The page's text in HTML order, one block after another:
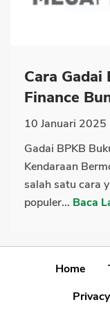
Cara Gadai
Finance
10 Januari 2025
Gadai BPKB
Kendaraan
salah satu cara
populer... Baca
Home